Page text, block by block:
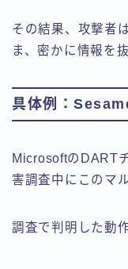
その結果、攻撃者
ま、密かに情報を
具体例：
MicrosoftのDART
害調査中にこのマ
調査で判明した動